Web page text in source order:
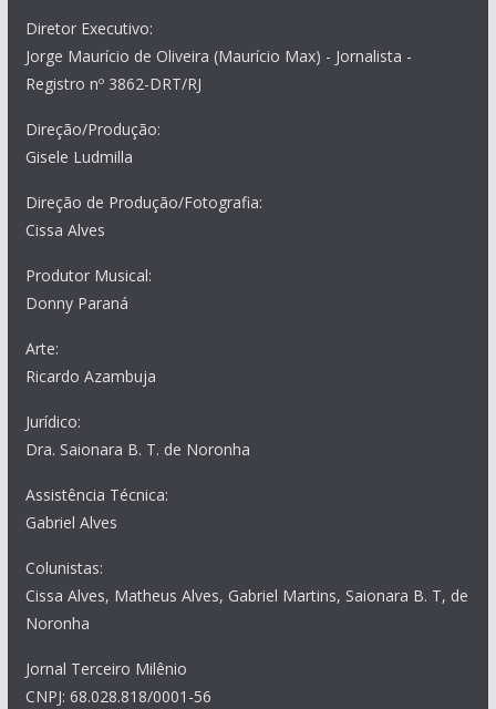
Diretor Executivo:
Jorge Maurício de Oliveira (Maurício Max) - Jornalista -
Registro nº 3862-DRT/RJ
Direção/Produção:
Gisele Ludmilla
Direção de Produção/Fotografia:
Cissa Alves
Produtor Musical:
Donny Paraná
Arte:
Ricardo Azambuja
Jurídico:
Dra. Saionara B. T. de Noronha
Assistência Técnica:
Gabriel Alves
Colunistas:
Cissa Alves, Matheus Alves, Gabriel Martins, Saionara B. T, de
Noronha
Jornal Terceiro Milênio
CNPJ: 68.028.818/0001-56